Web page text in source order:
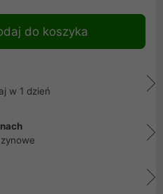
do koszyka
w 1 dzień